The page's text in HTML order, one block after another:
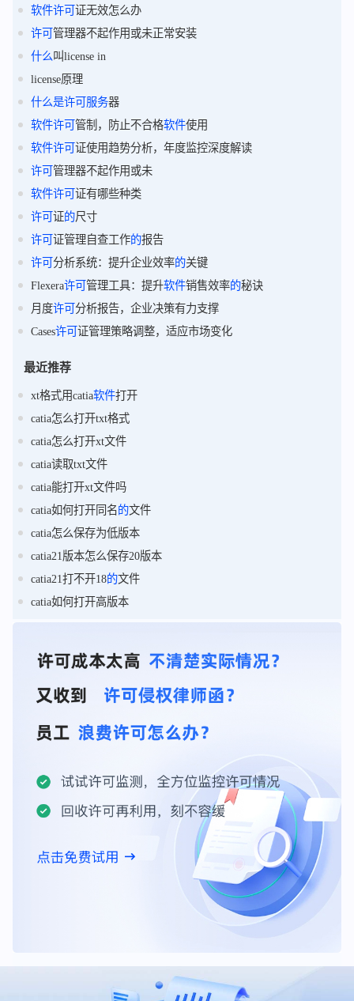
软件许可 证无效怎么办
许可 管理器不起作用或未正常安装
什么叫license in
license原理
什么是许可 服务器
软件许可 管制，防止不合格软件使用
软件许可 证使用趋势分析，年度监控深度解读
许可 管理器不起作用或未
软件许可 证有哪些种类
许可 证的尺寸
许可 证管理自查工作的报告
许可 分析系统：提升企业效率的关键
Flexera许可 管理工具：提升软件销售效率的秘诀
月度许可 分析报告，企业决策有力支撑
Cases许可 证管理策略调整，适应市场变化
最近推荐
xt格式用catia软件打开
catia怎么打开txt格式
catia怎么打开xt文件
catia读取txt文件
catia能打开xt文件吗
catia如何打开同名的文件
catia怎么保存为低版本
catia21版本怎么保存20版本
catia21打不开18的文件
catia如何打开高版本